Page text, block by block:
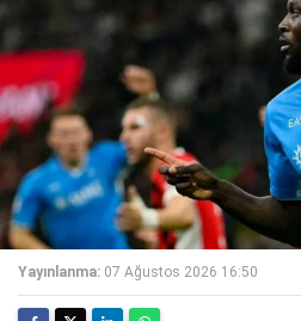
Yayınlanma: 07 Ağustos 2026 16:50